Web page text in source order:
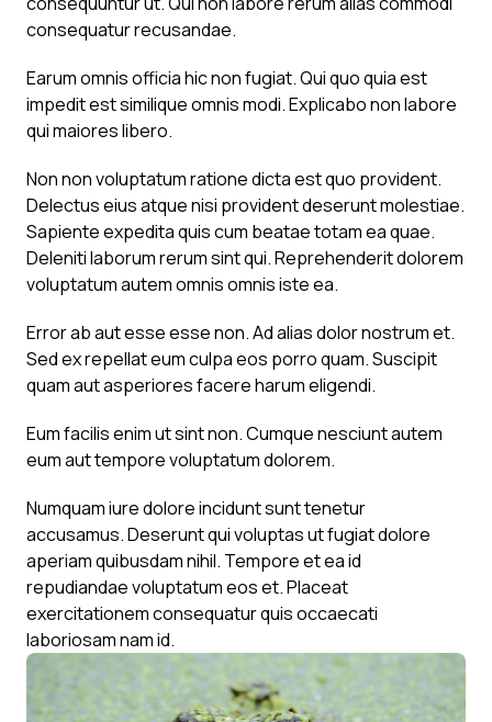
consequatur recusandae.
Earum omnis officia hic non fugiat. Qui quo quia est
impedit est similique omnis modi. Explicabo non labore
qui maiores libero.
Non non voluptatum ratione dicta est quo provident.
Delectus eius atque nisi provident deserunt molestiae.
Sapiente expedita quis cum beatae totam ea quae.
Deleniti laborum rerum sint qui. Reprehenderit dolorem
voluptatum autem omnis omnis iste ea.
Error ab aut esse esse non. Ad alias dolor nostrum et.
Sed ex repellat eum culpa eos porro quam. Suscipit
quam aut asperiores facere harum eligendi.
Eum facilis enim ut sint non. Cumque nesciunt autem
eum aut tempore voluptatum dolorem.
Numquam iure dolore incidunt sunt tenetur
accusamus. Deserunt qui voluptas ut fugiat dolore
aperiam quibusdam nihil. Tempore et ea id
repudiandae voluptatum eos et. Placeat
exercitationem consequatur quis occaecati
laboriosam nam id.